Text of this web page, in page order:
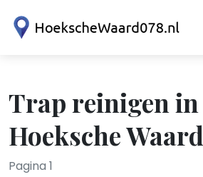
Trap reinigen in
Hoeksche Waard
Pagina 1